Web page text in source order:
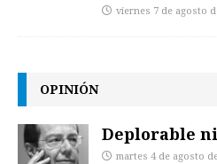
viernes 7 de agosto
OPINIÓN
Deplorable
martes 4 de agosto